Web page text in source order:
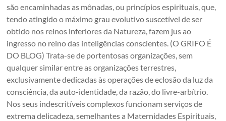
são encaminhadas as mônadas, ou princípios espirituais, que,
tendo atingido o máximo grau evolutivo suscetível de ser
obtido nos reinos inferiores da Natureza, fazem jus ao
ingresso no reino das inteligências conscientes. (O GRIFO É
DO BLOG) Trata-se de portentosas organizações, sem
qualquer similar entre as organizações terrestres,
exclusivamente dedicadas às operações de eclosão da luz da
consciência, da auto-identidade, da razão, do livre-arbítrio.
Nos seus indescritíveis complexos funcionam serviços de
extrema delicadeza, semelhantes a Maternidades Espirituais,